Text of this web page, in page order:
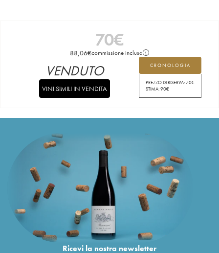
70€
88,06€commissione inclusa
CRONOLOGIA
PREZZO DI RISERVA:70€
STIMA:90€
VENDUTO
VINI SIMILI IN VENDITA
Ricevi la nostra newsletter